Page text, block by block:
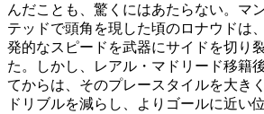
んだことも、驚くにはあたらない。マ
テッドで頭角を現した頃のロナウドは
発的なスピードを武器にサイドを切り
た。しかし、レアル・マドリード移籍
てからは、そのプレースタイルを大き
ドリブルを減らし、よりゴールに近い